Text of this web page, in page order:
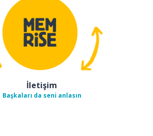
İletişim
Başkaları da seni anlasın